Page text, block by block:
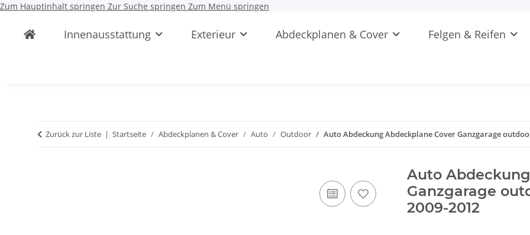
Zum Hauptinhalt springen Zur Suche springen Zum Menü springen
Innenausstattung Exterieur Abdeckplanen & Cover Felgen & Reifen
Zurück zur Liste Startseite Abdeckplanen & Cover Auto Outdoor Auto Abdeckung Abdeckplane Cover Ganzgarage
Auto
Ganzgarage
2009-2012